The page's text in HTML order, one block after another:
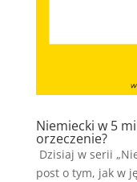
Niemiecki w 5
orzeczenie?
Dzisiaj w serii
post o tym, jak w